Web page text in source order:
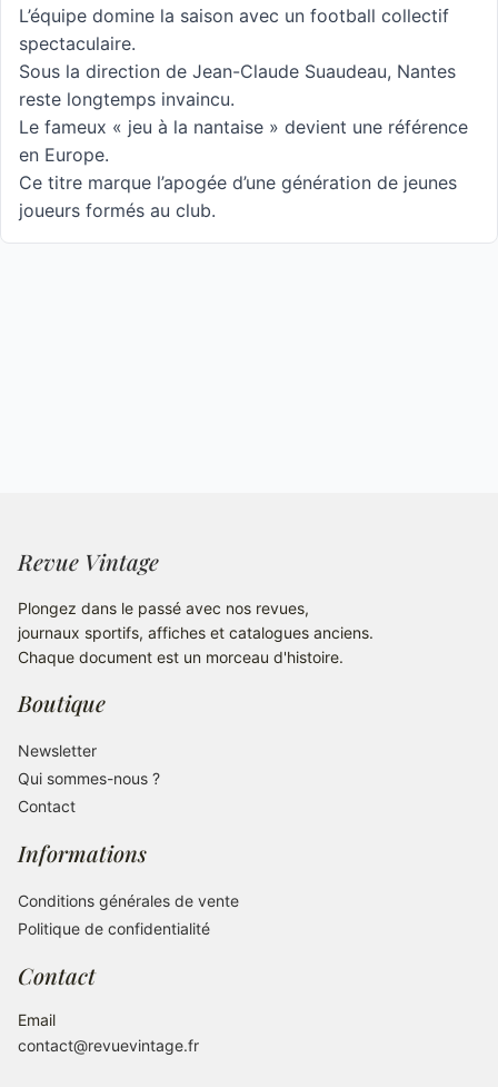
L’équipe domine la saison avec un football collectif
spectaculaire.
Sous la direction de Jean-Claude Suaudeau, Nantes
reste longtemps invaincu.
Le fameux « jeu à la nantaise » devient une référence
en Europe.
Ce titre marque l’apogée d’une génération de jeunes
joueurs formés au club.
Revue Vintage
Plongez dans le passé avec nos revues,
journaux sportifs, affiches et catalogues anciens.
Chaque document est un morceau d'histoire.
Boutique
Newsletter
Qui sommes-nous ?
Contact
Informations
Conditions générales de vente
Politique de confidentialité
Contact
Email
contact@revuevintage.fr